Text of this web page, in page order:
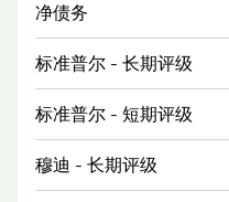
净债务
标准普尔 - 长期评级
标准普尔 - 短期评级
穆迪 - 长期评级